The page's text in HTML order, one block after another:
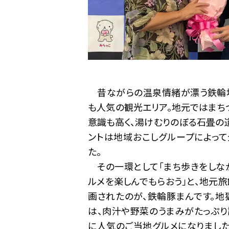
昔ながらの温泉情緒が漂う鉄輪
も人気の観光エリア。地元ではまち
意識も高く、湯けむりのぼる石畳の
ントは地域おこしグループによっ
た。
その一環として「まち歩きをし
ルメを楽しんでもらおう」と、地元
画されたのが、鉄輪豚まんです。
は、肉汁や野菜のうまみがたっぷり
に人気のご当地グルメになりまし